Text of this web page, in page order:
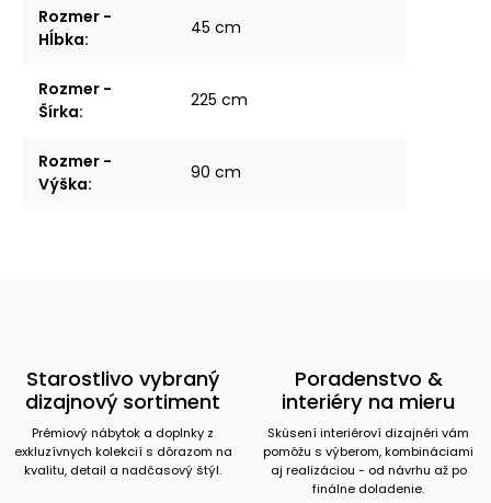
Rozmer -
Hĺbka:
45 cm
Rozmer -
Šírka:
225 cm
Rozmer -
Výška:
90 cm
Starostlivo vybraný
dizajnový sortiment
Prémiový nábytok a doplnky z
exkluzívnych kolekcií s dôrazom na
kvalitu, detail a nadčasový štýl.
Poradenstvo &
interiéry na mieru
Skúsení interiéroví dizajnéri vám
pomôžu s výberom, kombináciami
aj realizáciou - od návrhu až po
finálne doladenie.